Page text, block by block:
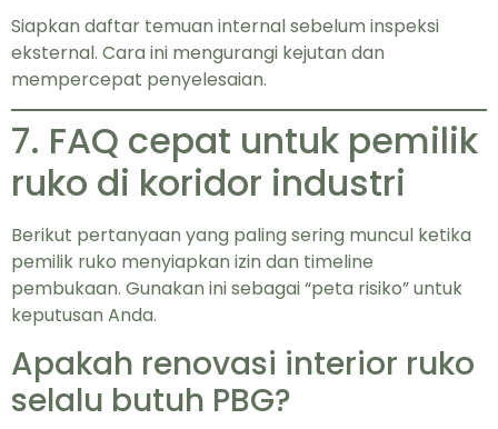
Siapkan daftar temuan internal sebelum inspeksi
eksternal. Cara ini mengurangi kejutan dan
mempercepat penyelesaian.
7. FAQ cepat untuk pemilik
ruko di koridor industri
Berikut pertanyaan yang paling sering muncul ketika
pemilik ruko menyiapkan izin dan timeline
pembukaan. Gunakan ini sebagai “peta risiko” untuk
keputusan Anda.
Apakah renovasi interior ruko
selalu butuh PBG?